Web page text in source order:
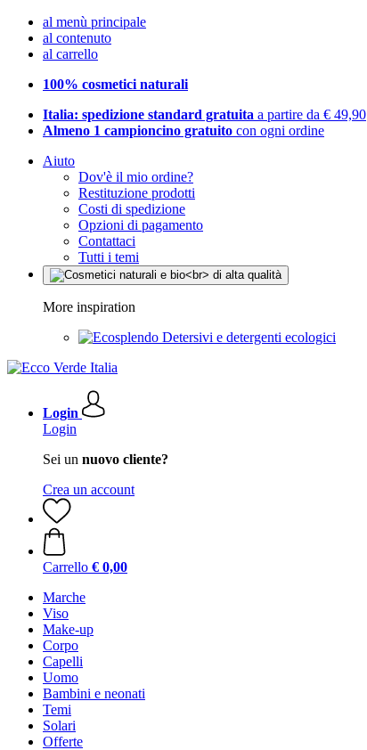
al menù principale
al contenuto
al carrello
100% cosmetici naturali
Italia: spedizione standard gratuita a partire da € 49,90
Almeno 1 campioncino gratuito con ogni ordine
Aiuto
Dov'è il mio ordine?
Restituzione prodotti
Costi di spedizione
Opzioni di pagamento
Contattaci
Tutti i temi
More inspiration
Detersivi e detergenti ecologici
Login
Login
Sei un nuovo cliente?
Crea un account
Carrello € 0,00
Marche
Viso
Make-up
Corpo
Capelli
Uomo
Bambini e neonati
Temi
Solari
Offerte